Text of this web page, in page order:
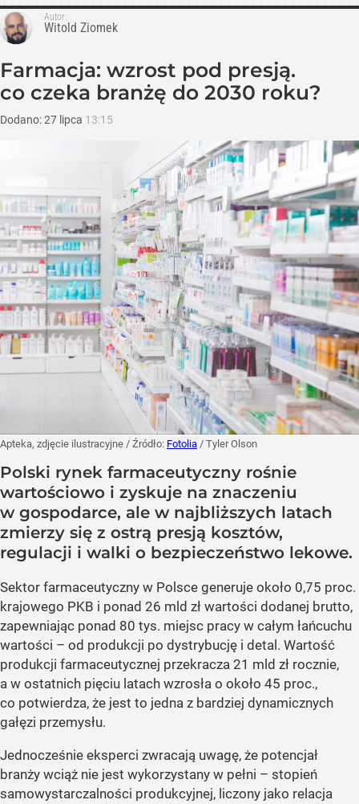
Autor:
Witold Ziomek
Farmacja: wzrost pod presją.
co czeka branżę do 2030 roku?
Dodano:27 lipca 13:15
Apteka, zdjęcie ilustracyjne / Źródło: Fotolia / Tyler Olson
Polski rynek farmaceutyczny rośnie
wartościowo i zyskuje na znaczeniu
w gospodarce, ale w najbliższych latach
zmierzy się z ostrą presją kosztów,
regulacji i walki o bezpieczeństwo lekowe.
Sektor farmaceutyczny w Polsce generuje około 0,75 proc.
krajowego PKB i ponad 26 mld zł wartości dodanej brutto,
zapewniając ponad 80 tys. miejsc pracy w całym łańcuchu
wartości – od produkcji po dystrybucję i detal. Wartość
produkcji farmaceutycznej przekracza 21 mld zł rocznie,
a w ostatnich pięciu latach wzrosła o około 45 proc.,
co potwierdza, że jest to jedna z bardziej dynamicznych
gałęzi przemysłu.
Jednocześnie eksperci zwracają uwagę, że potencjał
branży wciąż nie jest wykorzystany w pełni – stopień
samowystarczalności produkcyjnej, liczony jako relacja